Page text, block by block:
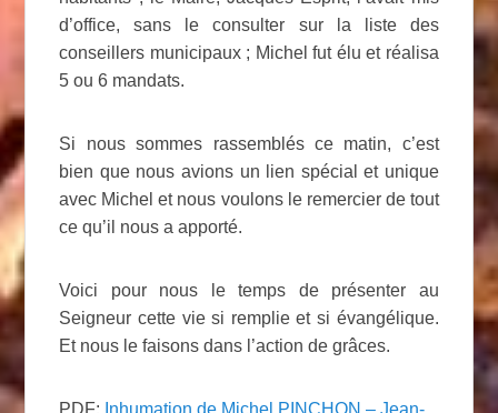
d’office, sans le consulter sur la liste des
conseillers municipaux ; Michel fut élu et réalisa
5 ou 6 mandats.
Si nous sommes rassemblés ce matin, c’est
bien que nous avions un lien spécial et unique
avec Michel et nous voulons le remercier de tout
ce qu’il nous a apporté.
Voici pour nous le temps de présenter au
Seigneur cette vie si remplie et si évangélique.
Et nous le faisons dans l’action de grâces.
PDF: Inhumation de Michel PINCHON – Jean-